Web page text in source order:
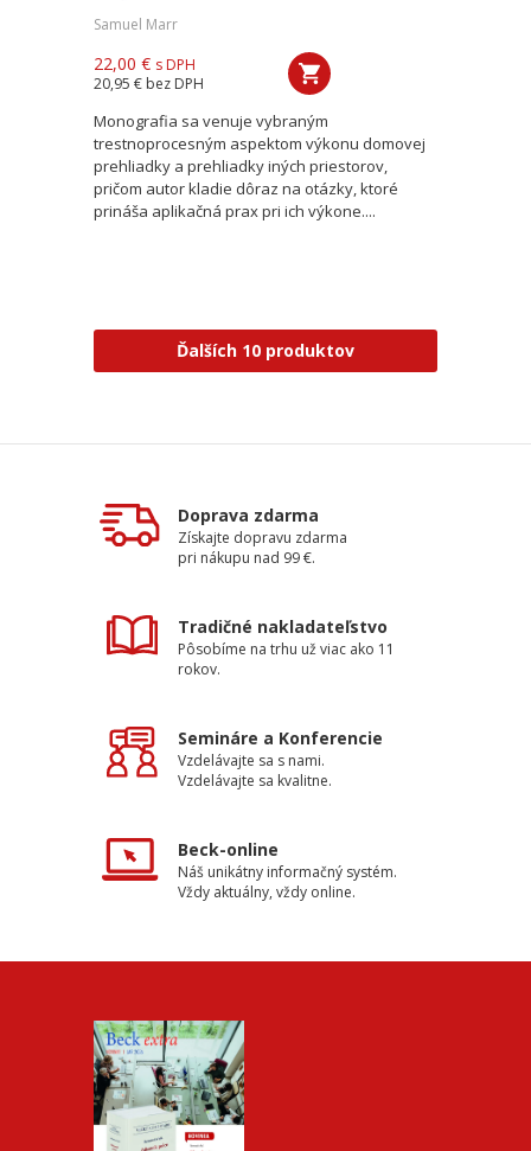
Samuel Marr
22,00 € s DPH
20,95 € bez DPH
Monografia sa venuje vybraným
trestnoprocesným aspektom výkonu domovej
prehliadky a prehliadky iných priestorov,
pričom autor kladie dôraz na otázky, ktoré
prináša aplikačná prax pri ich výkone....
Ďalších 10 produktov
Doprava zdarma
Získajte dopravu zdarma
pri nákupu nad 99 €.
Tradičné nakladateľstvo
Pôsobíme na trhu už viac ako 11
rokov.
Semináre a Konferencie
Vzdelávajte sa s nami.
Vzdelávajte sa kvalitne.
Beck-online
Náš unikátny informačný systém.
Vždy aktuálny, vždy online.